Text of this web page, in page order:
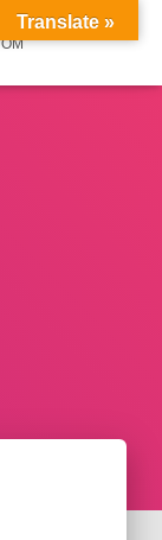
OM
Translate »